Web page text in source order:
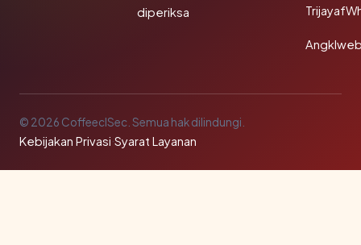
diperiksa
© 2026 CoffeeclSec. Semua hak dilindungi.
Kebijakan Privasi·Syarat Layanan